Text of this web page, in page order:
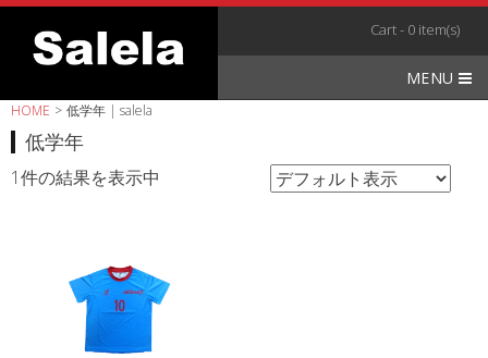
Skip
content
Cart - 0 item(s)
MENU
HOME > 低学年 | salela
低学年
1件の結果を表示中